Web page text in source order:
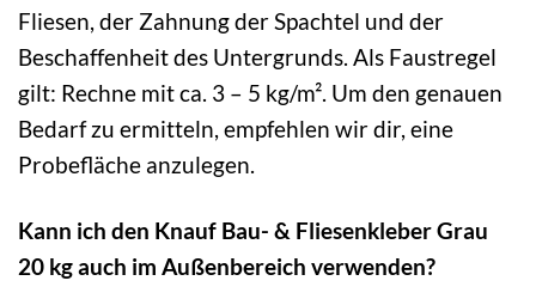
Fliesen, der Zahnung der Spachtel und der
Beschaffenheit des Untergrunds. Als Faustregel
gilt: Rechne mit ca. 3 – 5 kg/m². Um den genauen
Bedarf zu ermitteln, empfehlen wir dir, eine
Probefläche anzulegen.
Kann ich den Knauf Bau- & Fliesenkleber Grau
20 kg auch im Außenbereich verwenden?